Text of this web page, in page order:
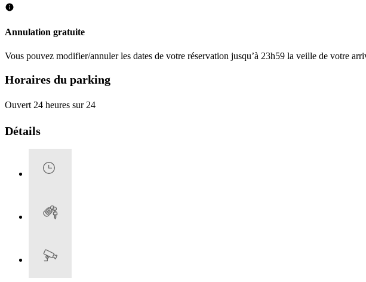
Annulation gratuite
Vous pouvez modifier/annuler les dates de votre réservation jusqu’à 23h59 la veille de votre
Horaires du parking
Ouvert 24 heures sur 24
Détails